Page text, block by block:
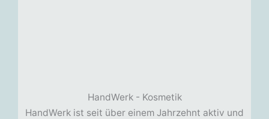
HandWerk - Kosmetik
HandWerk ist seit über einem Jahrzehnt aktiv und